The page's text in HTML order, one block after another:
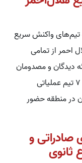
تیم‌های واکنش سریع
احمر از تمامی
دیدگان و مصدومان
استفاده می‌کند. گفتنی است در حال حاضر ۷ تیم عملیاتی
در منطقه حضور
صادراتی و
ثانوی